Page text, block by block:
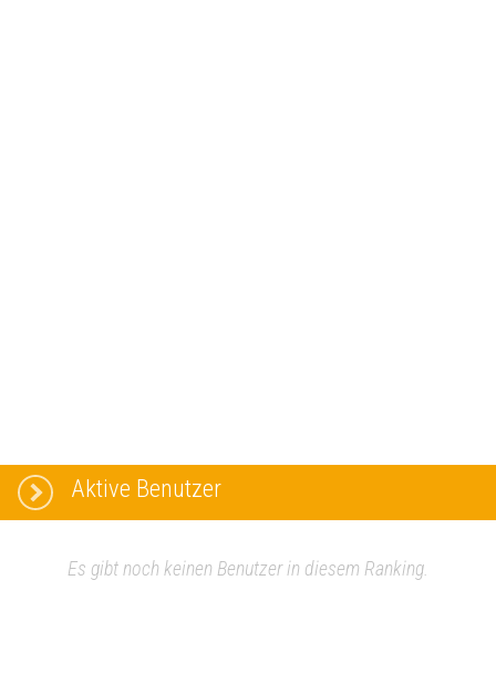
Aktive Benutzer
Es gibt noch keinen Benutzer in diesem Ranking.